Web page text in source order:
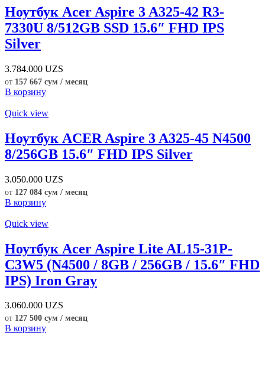
Ноутбук Acer Aspire 3 A325-42 R3-
7330U 8/512GB SSD 15.6″ FHD IPS
Silver
3.784.000 UZS
от 157 667 сум / месяц
В корзину
Quick view
Ноутбук ACER Aspire 3 A325-45 N4500
8/256GB 15.6″ FHD IPS Silver
3.050.000 UZS
от 127 084 сум / месяц
В корзину
Quick view
Ноутбук Acer Aspire Lite AL15-31P-
C3W5 (N4500 / 8GB / 256GB / 15.6″ FHD
IPS) Iron Gray
3.060.000 UZS
от 127 500 сум / месяц
В корзину